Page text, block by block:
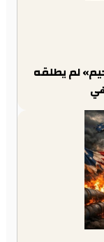
لم يطلقه